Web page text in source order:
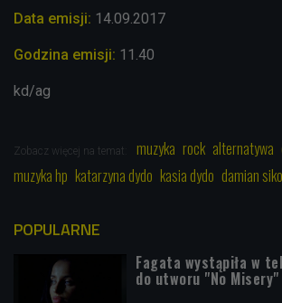
Data emisji: 14.09.2017
Godzina emisji: 11.40
kd/ag
Zobacz więcej na temat: muzyka rock alternatywa
muzyka hp katarzyna dydo kasia dydo damian
POPULARNE
Fagata wystąpiła w
do utworu "No Misery"